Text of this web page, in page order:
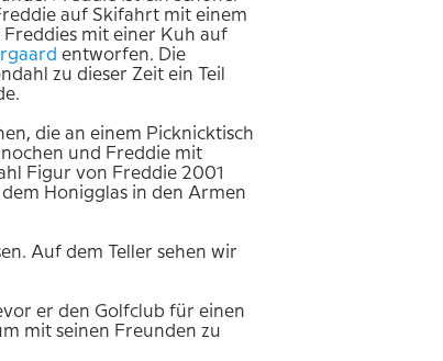
auf Skifahrt mit einem
mit einer Kuh auf
entworfen. Die
zu dieser Zeit ein Teil
die an einem Picknicktisch
und Freddie mit
Figur von Freddie 2001
Honigglas in den Armen
Auf dem Teller sehen wir
er den Golfclub für einen
mit seinen Freunden zu